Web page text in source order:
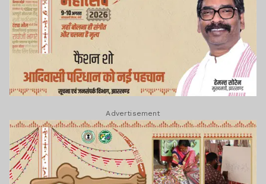
Advertisement